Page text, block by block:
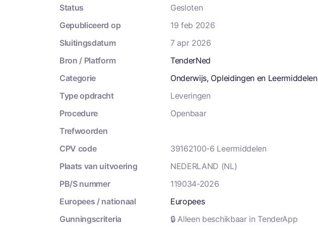
Status
Gesloten
Gepubliceerd op
19 feb 2026
Sluitingsdatum
7 apr 2026
Bron / Platform
TenderNed
Categorie
Onderwijs, Opleidingen en Leermiddelen
Type opdracht
Leveringen
Procedure
Openbaar
Trefwoorden
CPV code
39162100-6 Leermiddelen
Plaats van uitvoering
NEDERLAND (NL)
PB/S nummer
119034-2026
Europees / nationaal
Europees
Gunningscriteria
🔒 Alleen beschikbaar in TenderApp